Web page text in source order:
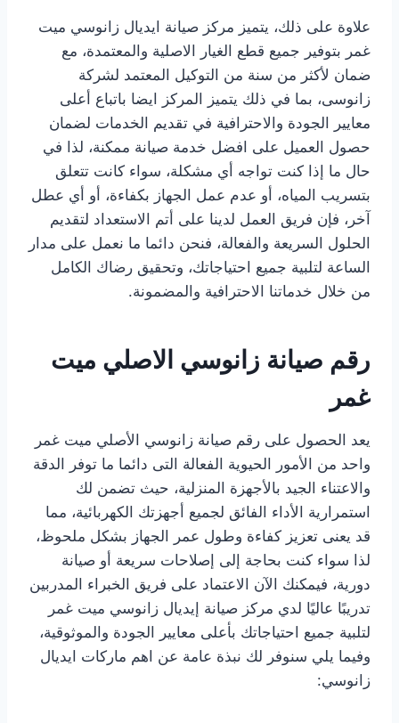
علاوة على ذلك، يتميز مركز صيانة ايديال زانوسي ميت
غمر بتوفير جميع قطع الغيار الاصلية والمعتمدة، مع
ضمان لأكثر من سنة من التوكيل المعتمد لشركة
زانوسى، بما في ذلك يتميز المركز ايضا باتباع أعلى
معايير الجودة والاحترافية في تقديم الخدمات لضمان
حصول العميل على افضل خدمة صيانة ممكنة، لذا في
حال ما إذا كنت تواجه أي مشكلة، سواء كانت تتعلق
بتسريب المياه، أو عدم عمل الجهاز بكفاءة، أو أي عطل
آخر، فإن فريق العمل لدينا على أتم الاستعداد لتقديم
الحلول السريعة والفعالة، فنحن دائما ما نعمل على مدار
الساعة لتلبية جميع احتياجاتك، وتحقيق رضاك الكامل
من خلال خدماتنا الاحترافية والمضمونة.
رقم صيانة زانوسي الاصلي ميت
غمر
يعد الحصول على رقم صيانة زانوسي الأصلي ميت غمر
واحد من الأمور الحيوية الفعالة التى دائما ما توفر الدقة
والاعتناء الجيد بالأجهزة المنزلية، حيث تضمن لك
استمرارية الأداء الفائق لجميع أجهزتك الكهربائية، مما
قد يعنى تعزيز كفاءة وطول عمر الجهاز بشكل ملحوظ،
لذا سواء كنت بحاجة إلى إصلاحات سريعة أو صيانة
دورية، فيمكنك الآن الاعتماد على فريق الخبراء المدربين
تدريبًا عاليًا لدي مركز صيانة إيديال زانوسي ميت غمر
لتلبية جميع احتياجاتك بأعلى معايير الجودة والموثوقية،
وفيما يلي سنوفر لك نبذة عامة عن اهم ماركات ايديال
زانوسي: